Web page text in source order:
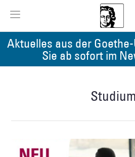
Aktuelles aus der
Sie ab sofort im
Studium